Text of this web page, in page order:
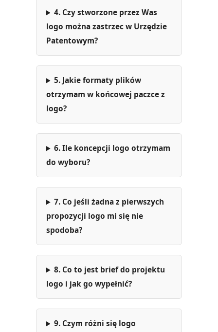
4. Czy stworzone przez Was
logo można zastrzec w Urzędzie
Patentowym?
5. Jakie formaty plików
otrzymam w końcowej paczce z
logo?
6. Ile koncepcji logo otrzymam
do wyboru?
7. Co jeśli żadna z pierwszych
propozycji logo mi się nie
spodoba?
8. Co to jest brief do projektu
logo i jak go wypełnić?
9. Czym różni się logo